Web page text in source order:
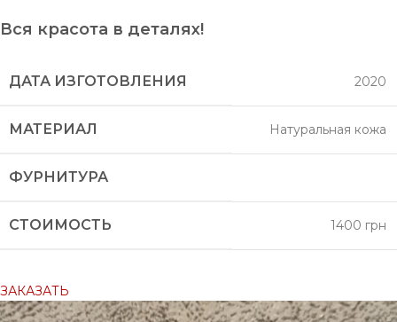
Вся красота в деталях!
ДАТА ИЗГОТОВЛЕНИЯ 2020
МАТЕРИАЛ Натуральная кожа
ФУРНИТУРА
СТОИМОСТЬ 1400 грн
ЗАКАЗАТЬ